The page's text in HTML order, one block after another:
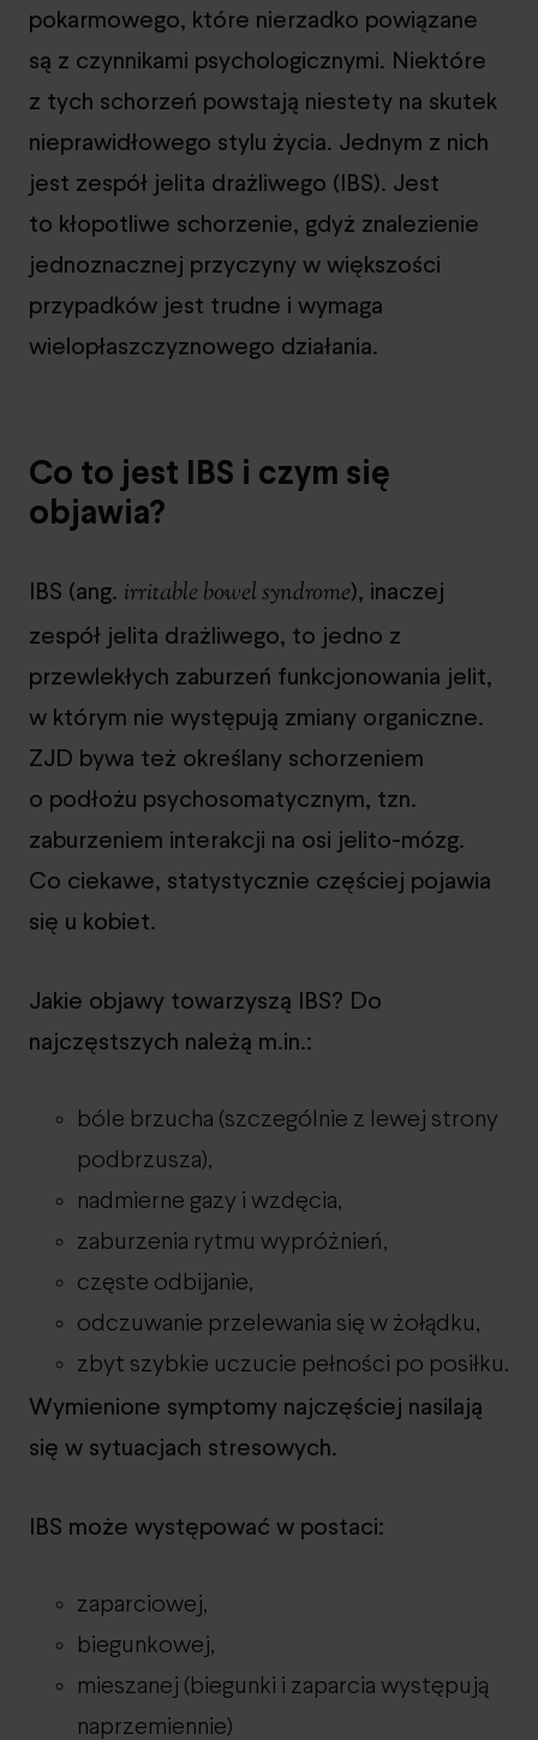
pokarmowego, które nierzadko powiązane
są z czynnikami psychologicznymi. Niektóre
z tych schorzeń powstają niestety na skutek
nieprawidłowego stylu życia. Jednym z nich
jest zespół jelita drażliwego (IBS). Jest
to kłopotliwe schorzenie, gdyż znalezienie
jednoznacznej przyczyny w większości
przypadków jest trudne i wymaga
wielopłaszczyznowego działania.
Co to jest IBS i czym się
objawia?
IBS (ang. irritable bowel syndrome), inaczej
zespół jelita drażliwego, to jedno z
przewlekłych zaburzeń funkcjonowania jelit,
w którym nie występują zmiany organiczne.
ZJD bywa też określany schorzeniem
o podłożu psychosomatycznym, tzn.
zaburzeniem interakcji na osi jelito-mózg.
Co ciekawe, statystycznie częściej pojawia
się u kobiet.
Jakie objawy towarzyszą IBS? Do
najczęstszych należą m.in.:
bóle brzucha (szczególnie z lewej strony
podbrzusza),
nadmierne gazy i wzdęcia,
zaburzenia rytmu wypróżnień,
częste odbijanie,
odczuwanie przelewania się w żołądku,
zbyt szybkie uczucie pełności po posiłku.
Wymienione symptomy najczęściej nasilają
się w sytuacjach stresowych.
IBS może występować w postaci:
zaparciowej,
biegunkowej,
mieszanej (biegunki i zaparcia występują
naprzemiennie)